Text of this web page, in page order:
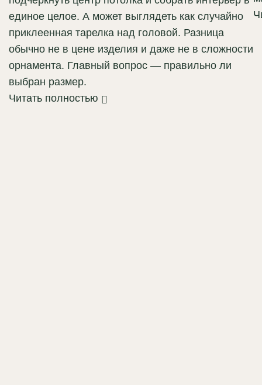
единое целое. А может выглядеть как случайно
приклеенная тарелка над головой. Разница
обычно не в цене изделия и даже не в сложности
орнамента. Главный вопрос — правильно ли
выбран размер.
Читать полностью